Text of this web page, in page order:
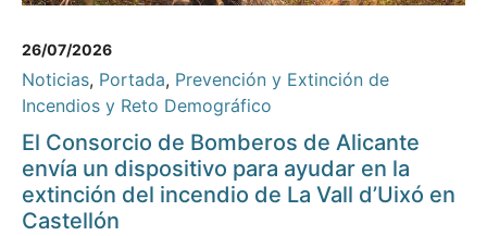
26/07/2026
Noticias, Portada, Prevención y Extinción de
Incendios y Reto Demográfico
El Consorcio de Bomberos de Alicante
envía un dispositivo para ayudar en la
extinción del incendio de La Vall d’Uixó en
Castellón